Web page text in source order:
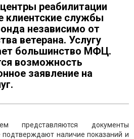
реабилитации
клиентские службы
независимо от
ветерана. Услугу
большинство МФЦ.
возможность
заявление на
представляются документы
наличие показаний и